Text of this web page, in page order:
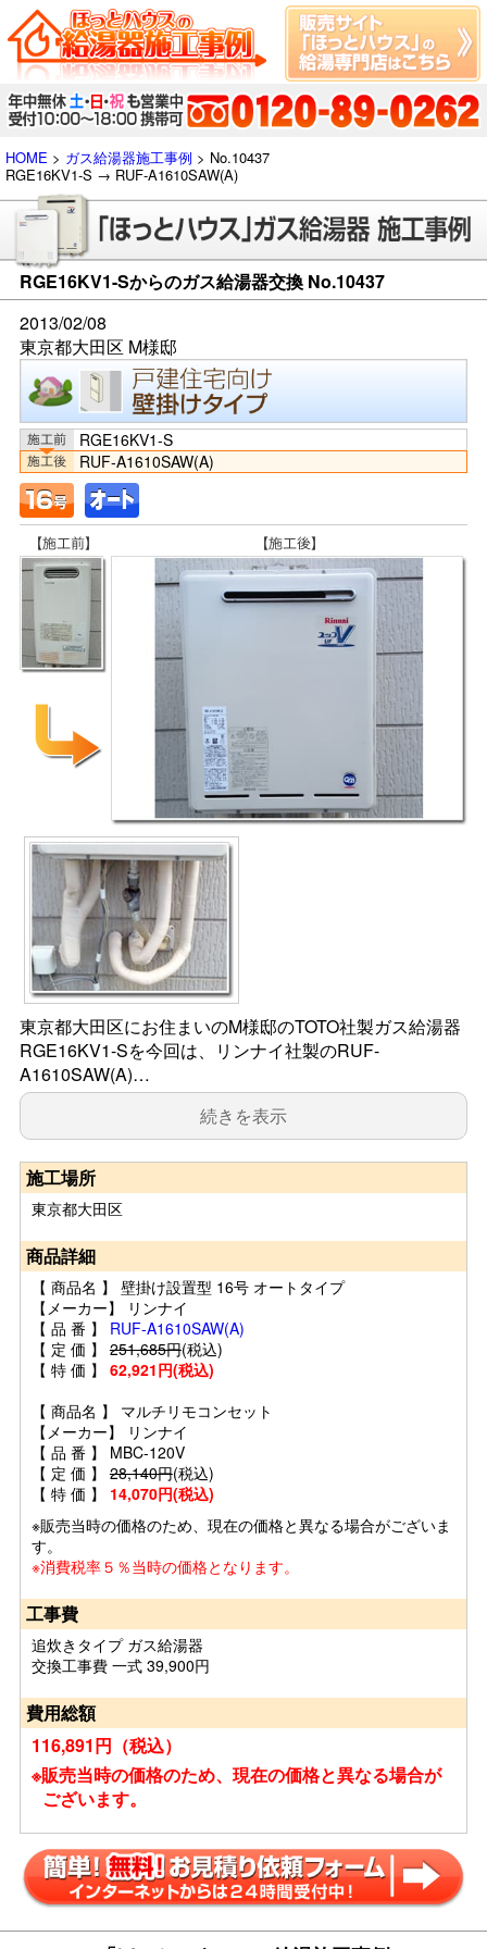
HOME > ガス給湯器施工事例 > No.10437
RGE16KV1-S → RUF-A1610SAW(A)
RGE16KV1-Sからのガス給湯器交換 No.10437
2013/02/08
東京都大田区 M様邸
RGE16KV1-S
RUF-A1610SAW(A)
東京都大田区にお住まいのM様邸のTOTO社製ガス給湯器
RGE16KV1-Sを今回は、リンナイ社製のRUF-
A1610SAW(A)…
続きを表示
施工場所
東京都大田区
商品詳細
【 商品名 】 壁掛け設置型 16号 オートタイプ
【メーカー】 リンナイ
【 品 番 】 RUF-A1610SAW(A)
【 定 価 】 251,685円(税込)
【 特 価 】 62,921円(税込)
【 商品名 】 マルチリモコンセット
【メーカー】 リンナイ
【 品 番 】 MBC-120V
【 定 価 】 28,140円(税込)
【 特 価 】 14,070円(税込)
※販売当時の価格のため、現在の価格と異なる場合がございま
す。
※消費税率５％当時の価格となります。
工事費
追炊きタイプ ガス給湯器
交換工事費 一式 39,900円
費用総額
116,891円（税込）
※販売当時の価格のため、現在の価格と異なる場合が
ございます。